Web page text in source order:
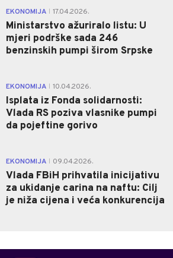
EKONOMIJA 17.04.2026.
Ministarstvo ažuriralo listu: U
mjeri podrške sada 246
benzinskih pumpi širom Srpske
EKONOMIJA 10.04.2026.
Isplata iz Fonda solidarnosti:
Vlada RS poziva vlasnike pumpi
da pojeftine gorivo
EKONOMIJA 09.04.2026.
Vlada FBiH prihvatila inicijativu
za ukidanje carina na naftu: Cilj
je niža cijena i veća konkurencija